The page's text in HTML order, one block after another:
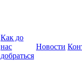
Как до
нас
добраться
Новости